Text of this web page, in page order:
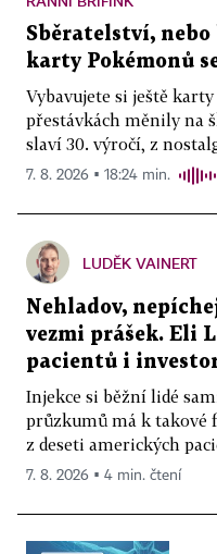
Sběratelství, nebo
karty Pokémonů
Vybavujete si ještě
přestávkách měnily na
slaví 30. výročí, z
7. 8. 2026 ▪ 18:24 min.
LUDĚK VAINERT
Nehladov,
vezmi prášek. Eli
pacientů i
Injekce si běžní lidé
průzkumů má k takové
z deseti amerických
7. 8. 2026 ▪ 4 min. čtení